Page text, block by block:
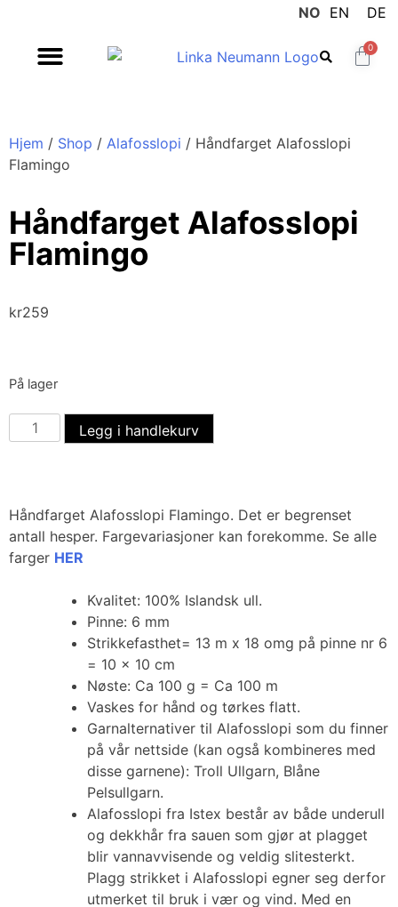
NO EN DE
0
Hjem / Shop / Alafosslopi / Håndfarget Alafosslopi
Flamingo
Håndfarget Alafosslopi
Flamingo
kr259
På lager
Legg i handlekurv
Håndfarget Alafosslopi Flamingo. Det er begrenset
antall hesper. Fargevariasjoner kan forekomme. Se alle
farger HER
Kvalitet: 100% Islandsk ull.
Pinne: 6 mm
Strikkefasthet= 13 m x 18 omg på pinne nr 6
= 10 x 10 cm
Nøste: Ca 100 g = Ca 100 m
Vaskes for hånd og tørkes flatt.
Garnalternativer til Alafosslopi som du finner
på vår nettside (kan også kombineres med
disse garnene): Troll Ullgarn, Blåne
Pelsullgarn.
Alafosslopi fra Istex består av både underull
og dekkhår fra sauen som gjør at plagget
blir vannavvisende og veldig slitesterkt.
Plagg strikket i Alafosslopi egner seg derfor
utmerket til bruk i vær og vind. Med en